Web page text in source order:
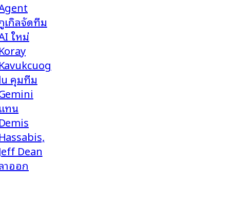
เกิลจัดทีม
ใหม่
คุมทีม
ทน
Dean
าออก